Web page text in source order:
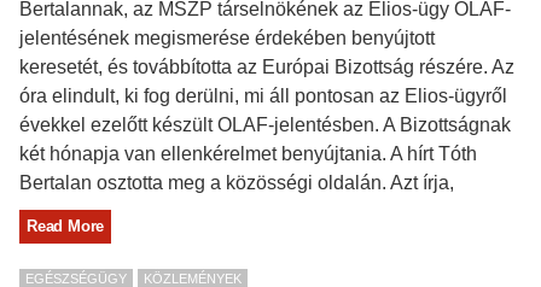
Bertalannak, az MSZP társelnökének az Élios-ügy OLAF-
jelentésének megismerése érdekében benyújtott
keresetét, és továbbította az Európai Bizottság részére. Az
óra elindult, ki fog derülni, mi áll pontosan az Elios-ügyről
évekkel ezelőtt készült OLAF-jelentésben. A Bizottságnak
két hónapja van ellenkérelmet benyújtania. A hírt Tóth
Bertalan osztotta meg a közösségi oldalán. Azt írja,
Read More
EGÉSZSÉGÜGY KÖZLEMÉNYEK